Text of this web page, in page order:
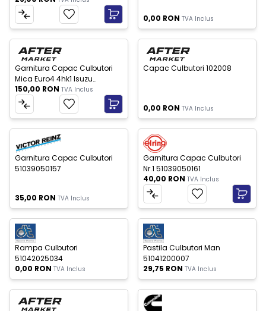
0,00 RON TVA Inclus
Nou
Garnitura Capac Culbutori
Mica Euro4 4hk1 Isuzu
8973313601BC
150,00 RON TVA Inclus
Nou
Stoc Epuizat
Capac Culbutori 102008
0,00 RON TVA Inclus
Nou
Epuizat
Garnitura Capac Culbutori
51039050157
35,00 RON TVA Inclus
Nou
Garnitura Capac Culbutori
Nr.1 51039050161
40,00 RON TVA Inclus
Nou
Epuizat
Rampa Culbutori
51042025034
0,00 RON TVA Inclus
Nou
Stoc Epuizat
Pastila Culbutori Man
51041200007
29,75 RON TVA Inclus
Nou
Epuizat
Nou
Stoc Epuizat